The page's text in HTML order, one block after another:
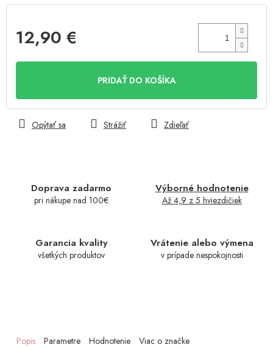
12,90 €
PRIDAŤ DO KOŠÍKA
Doprava zadarmo
pri nákupe nad 100€
Výborné hodnotenie
Až 4,9 z 5 hviezdičiek
Garancia kvality
všetkých produktov
Vrátenie alebo výmena
v prípade nespokojnosti
Opýtať sa Strážiť Zdieľať
Popis Parametre Hodnotenie Viac o značke